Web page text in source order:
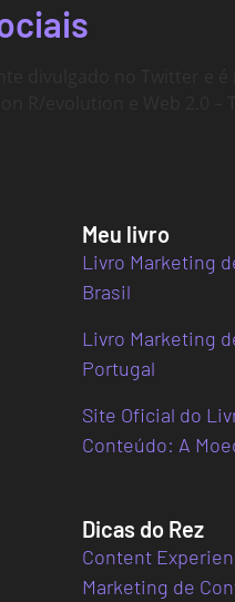
Meu livro
Livro Marketing
Brasil
Livro Marketing
Portugal
Site Oficial do
Conteúdo: A
Dicas do Rez
Content
Marketing de